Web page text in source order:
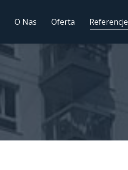
O Nas Oferta Referencje